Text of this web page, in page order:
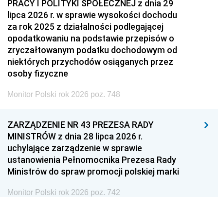
PRACY I POLITYKI SPOŁECZNEJ z dnia 29
lipca 2026 r. w sprawie wysokości dochodu
za rok 2025 z działalności podlegającej
opodatkowaniu na podstawie przepisów o
zryczałtowanym podatku dochodowym od
niektórych przychodów osiąganych przez
osoby fizyczne
Monitor Polski rok 2026 poz. 748
ZARZĄDZENIE NR 43 PREZESA RADY
MINISTRÓW z dnia 28 lipca 2026 r.
uchylające zarządzenie w sprawie
ustanowienia Pełnomocnika Prezesa Rady
Ministrów do spraw promocji polskiej marki
Monitor Polski rok 2026 poz. 742